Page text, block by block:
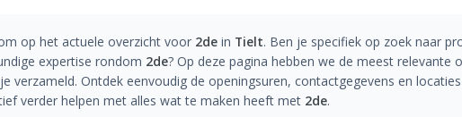
op het actuele overzicht voor 2de in Tielt. Ben je specifiek op zoek naar
expertise rondom 2de? Op deze pagina hebben we de meest
verzameld. Ontdek eenvoudig de openingsuren, contactgegevens en
verder helpen met alles wat te maken heeft met 2de.